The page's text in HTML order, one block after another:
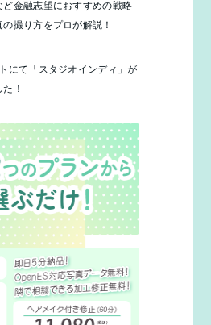
ど金融志望におすすめの戦略
撮り方をプロが解説！
にて「スタジオインディ」が
！